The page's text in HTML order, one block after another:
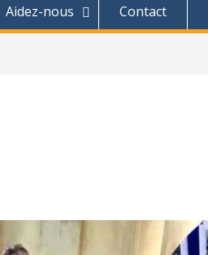
Aidez-nous Contact